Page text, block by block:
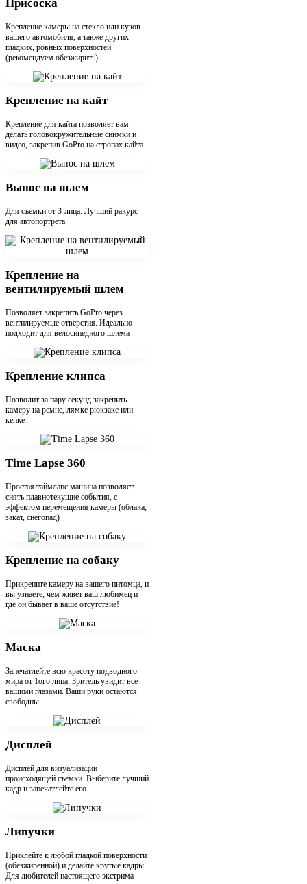
Присоска
Крепление камеры на стекло или кузов
вашего автомобиля, а также других
гладких, ровных поверхностей
(рекомендуем обезжирить)
Крепление на кайт
Крепление для кайта позволяет вам
делать головокружительные снимки и
видео, закрепив GoPro на стропах кайта
Вынос на шлем
Для съемки от 3-лица. Лучший ракурс
для автопортрета
Крепление на
вентилируемый шлем
Позволяет закрепить GoPro через
вентилируемые отверстия. Идеально
подходит для велосипедного шлема
Крепление клипса
Позволит за пару секунд закрепить
камеру на ремне, лямке рюкзаке или
кепке
Time Lapse 360
Простая таймлапс машина позволяет
снять плавнотекущие события, с
эффектом перемещения камеры (облака,
закат, снегопад)
Крепление на собаку
Прикрепите камеру на вашего питомца, и
вы узнаете, чем живет ваш любимец и
где он бывает в ваше отсутствие!
Маска
Запечатлейте всю красоту подводного
мира от 1ого лица. Зритель увидит все
вашими глазами. Ваши руки остаются
свободны
Дисплей
Дисплей для визуализации
происходящей съемки. Выберите лучший
кадр и запечатлейте его
Липучки
Приклейте к любой гладкой поверхности
(обезжиренной) и делайте крутые кадры.
Для любителей настоящего экстрима